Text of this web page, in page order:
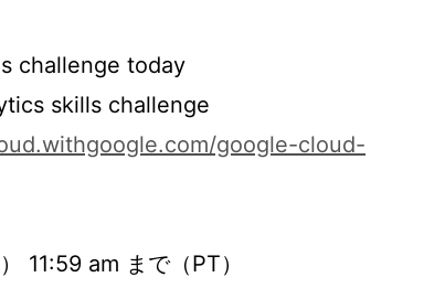
challenge today
skills challenge
google-cloud-
11:59 am まで（PT）